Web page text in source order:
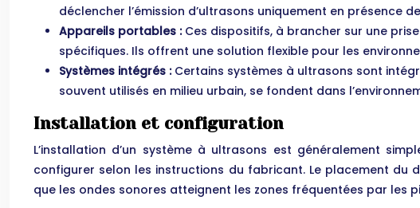
déclencher l’émission d’ultrasons uniquement en présence
Appareils portables : Ces dispositifs, à brancher sur une
spécifiques. Ils offrent une solution flexible pour les
Systèmes intégrés : Certains systèmes à ultrasons sont
souvent utilisés en milieu urbain, se fondent dans
Installation et configuration
L’installation d’un système à ultrasons est généralement
configurer selon les instructions du fabricant. Le placement
que les ondes sonores atteignent les zones fréquentées par